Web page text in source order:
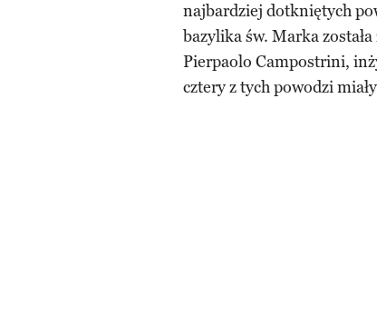
najbardziej dotkniętych
bazylika św. Marka
Pierpaolo Campostrini,
cztery z tych powodzi